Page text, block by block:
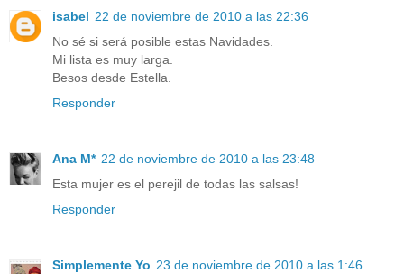
isabel 22 de noviembre de 2010 a las 22:36
No sé si será posible estas Navidades.
Mi lista es muy larga.
Besos desde Estella.
Responder
Ana M* 22 de noviembre de 2010 a las 23:48
Esta mujer es el perejil de todas las salsas!
Responder
Simplemente Yo 23 de noviembre de 2010 a las 1:46